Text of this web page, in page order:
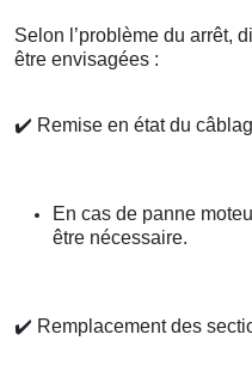
Selon l’problème du arrêt,
être envisagées :
✔️ Remise en état du
En cas de panne
être nécessaire.
✔️ Remplacement des